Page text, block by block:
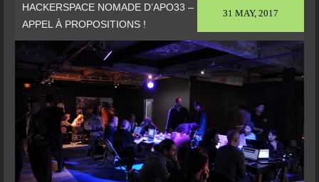
31 MAY, 2017
HACKERSPACE NOMADE D’APO33 –
APPEL À PROPOSITIONS !